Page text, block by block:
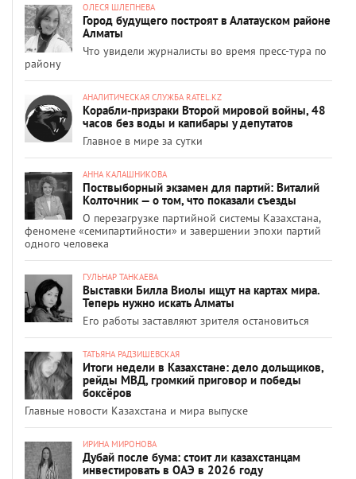
ОЛЕСЯ ШЛЕПНЕВА
Город будущего построят в Алатауском районе
Алматы
Что увидели журналисты во время пресс-тура по
району
АНАЛИТИЧЕСКАЯ СЛУЖБА RATEL.KZ
Корабли-призраки Второй мировой войны, 48
часов без воды и капибары у депутатов
Главное в мире за сутки
АННА КАЛАШНИКОВА
Поствыборный экзамен для партий: Виталий
Колточник — о том, что показали съезды
О перезагрузке партийной системы Казахстана,
феномене «семипартийности» и завершении эпохи партий
одного человека
ГУЛЬНАР ТАНКАЕВА
Выставки Билла Виолы ищут на картах мира.
Теперь нужно искать Алматы
Его работы заставляют зрителя остановиться
ТАТЬЯНА РАДЗИШЕВСКАЯ
Итоги недели в Казахстане: дело дольщиков,
рейды МВД, громкий приговор и победы
боксёров
Главные новости Казахстана и мира выпуске
ИРИНА МИРОНОВА
Дубай после бума: стоит ли казахстанцам
инвестировать в ОАЭ в 2026 году